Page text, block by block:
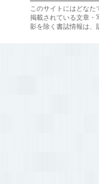
このサイトにはどなた
掲載されている文章・
影を除く書誌情報は、